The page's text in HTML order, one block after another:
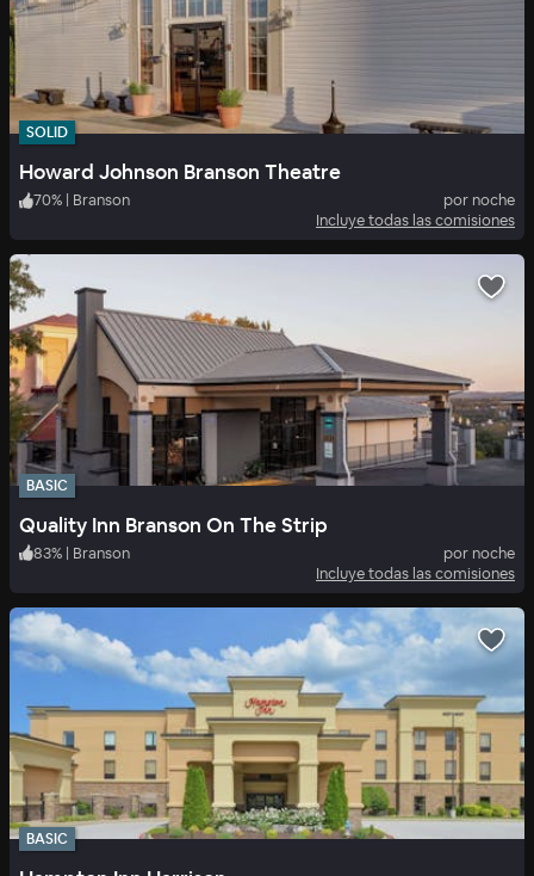
SOLID
Howard Johnson Branson Theatre
70% | Branson
por noche
Incluye todas las comisiones
BASIC
Quality Inn Branson On The Strip
83% | Branson
por noche
Incluye todas las comisiones
BASIC